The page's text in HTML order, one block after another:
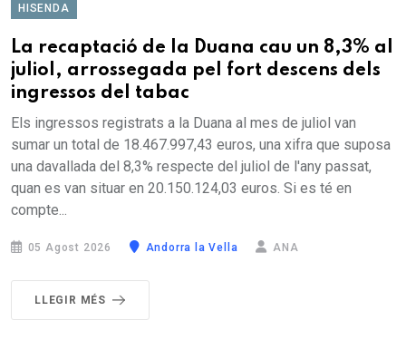
HISENDA
La recaptació de la Duana cau un 8,3% al
juliol, arrossegada pel fort descens dels
ingressos del tabac
Els ingressos registrats a la Duana al mes de juliol van
sumar un total de 18.467.997,43 euros, una xifra que suposa
una davallada del 8,3% respecte del juliol de l'any passat,
quan es van situar en 20.150.124,03 euros. Si es té en
compte...
05 Agost 2026 Andorra la Vella ANA
LLEGIR MÉS